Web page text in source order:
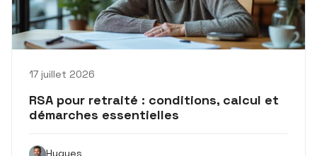
17 juillet 2026
RSA pour retraité : conditions, calcul et
démarches essentielles
Hugues